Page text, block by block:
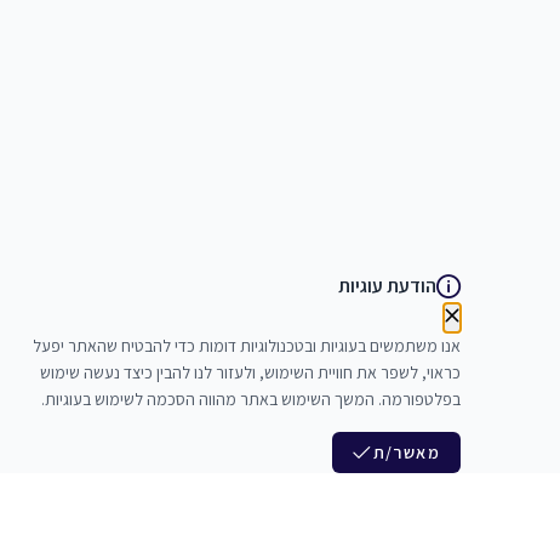
הודעת עוגיות
אנו משתמשים בעוגיות ובטכנולוגיות דומות כדי להבטיח שהאתר יפעל
כראוי, לשפר את חוויית השימוש, ולעזור לנו להבין כיצד נעשה שימוש
בפלטפורמה. המשך השימוש באתר מהווה הסכמה לשימוש בעוגיות.
מאשר/ת